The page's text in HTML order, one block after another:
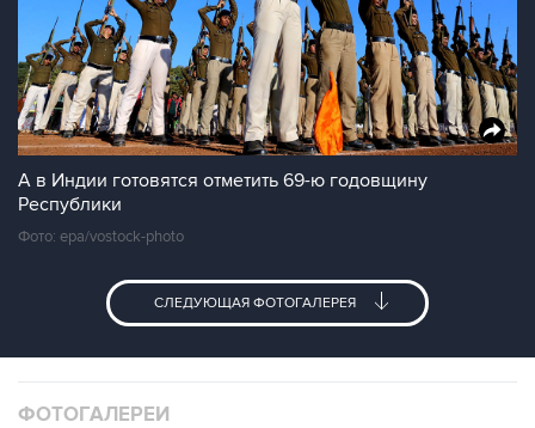
А в Индии готовятся отметить 69-ю годовщину
Республики
Фото: epa/vostock-photo
СЛЕДУЮЩАЯ ФОТОГАЛЕРЕЯ
ФОТОГАЛЕРЕИ